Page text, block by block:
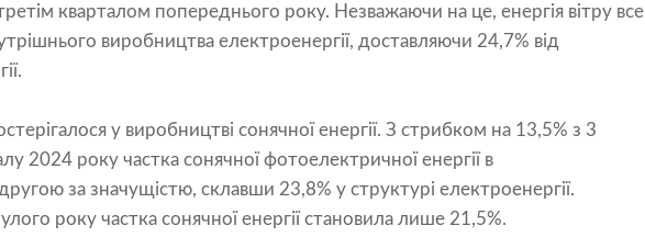
кварталом попереднього року. Незважаючи на це, енергія вітру все
виробництва електроенергії, доставляючи 24,7% від
у виробництві сонячної енергії. З стрибком на 13,5% з 3
2024 року частка сонячної фотоелектричної енергії в
за значущістю, склавши 23,8% у структурі електроенергії.
року частка сонячної енергії становила лише 21,5%.